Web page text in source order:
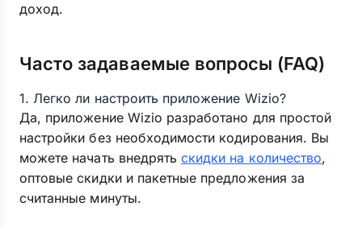
доход.
Часто задаваемые вопросы (FAQ)
1. Легко ли настроить приложение Wizio?
Да, приложение Wizio разработано для простой
настройки без необходимости кодирования. Вы
можете начать внедрятьскидки на количество,
оптовые скидки и пакетные предложения за
считанные минуты.